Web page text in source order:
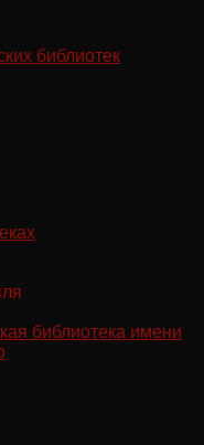
библиотека имени